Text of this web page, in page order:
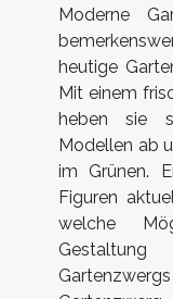
Moderne
heutige
Mit einem
heben sie
Modellen ab
im Grünen.
Figuren
welche